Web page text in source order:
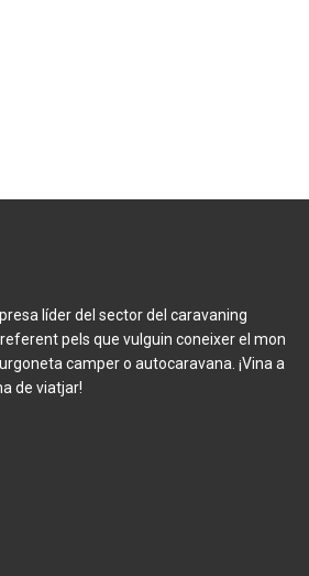
líder del sector del caravaning
pels que vulguin coneixer el mon
camper o autocaravana. ¡Vina a
de viatjar!